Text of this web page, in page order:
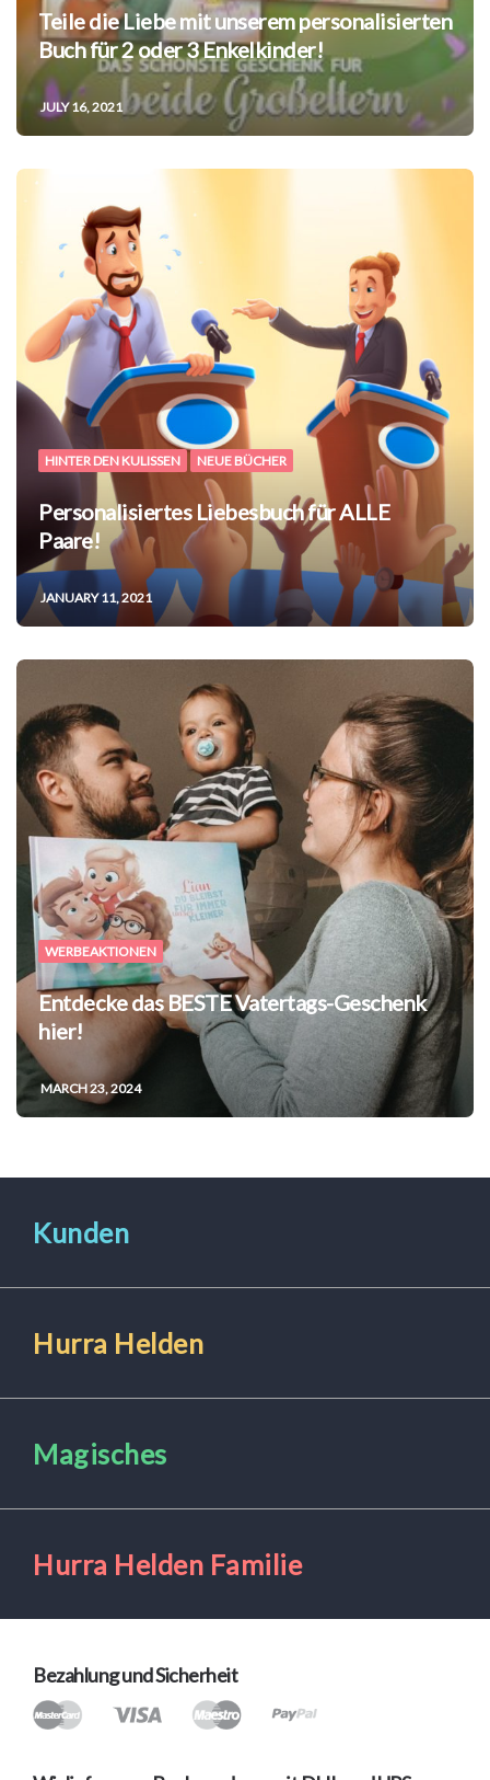
Teile die Liebe mit unserem personalisierten
Buch für 2 oder 3 Enkelkinder!
JULY 16, 2021
HINTER DEN KULISSEN NEUE BÜCHER
Personalisiertes Liebesbuch für ALLE
Paare!
JANUARY 11, 2021
WERBEAKTIONEN
Entdecke das BESTE Vatertags-Geschenk
hier!
MARCH 23, 2024
Kunden
Hurra Helden
Magisches
Hurra Helden Familie
Bezahlung und Sicherheit